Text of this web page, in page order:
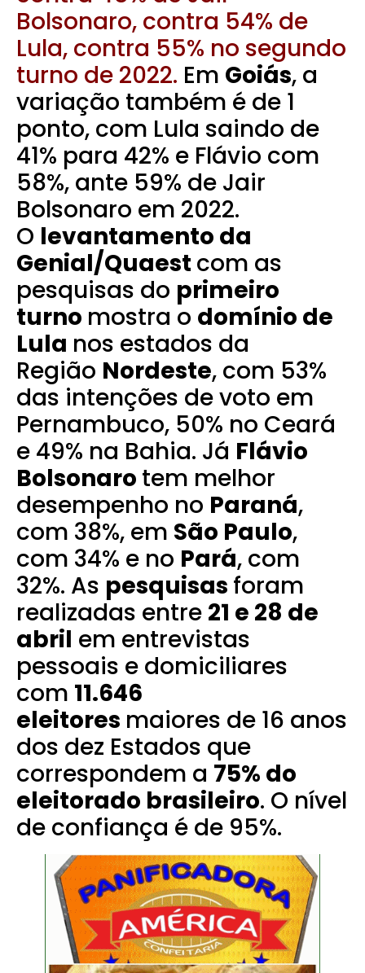
Bolsonaro, contra 54% de
Lula, contra 55% no segundo
turno de 2022. Em Goiás, a
variação também é de 1
ponto, com Lula saindo de
41% para 42% e Flávio com
58%, ante 59% de Jair
Bolsonaro em 2022.
O levantamento da
Genial/Quaest com as
pesquisas do primeiro
turno mostra o domínio de
Lula nos estados da
Região Nordeste, com 53%
das intenções de voto em
Pernambuco, 50% no Ceará
e 49% na Bahia. Já Flávio
Bolsonaro tem melhor
desempenho no Paraná,
com 38%, em São Paulo,
com 34% e no Pará, com
32%. As pesquisas foram
realizadas entre 21 e 28 de
abril em entrevistas
pessoais e domiciliares
com 11.646
eleitores maiores de 16 anos
dos dez Estados que
correspondem a 75% do
eleitorado brasileiro. O nível
de confiança é de 95%.